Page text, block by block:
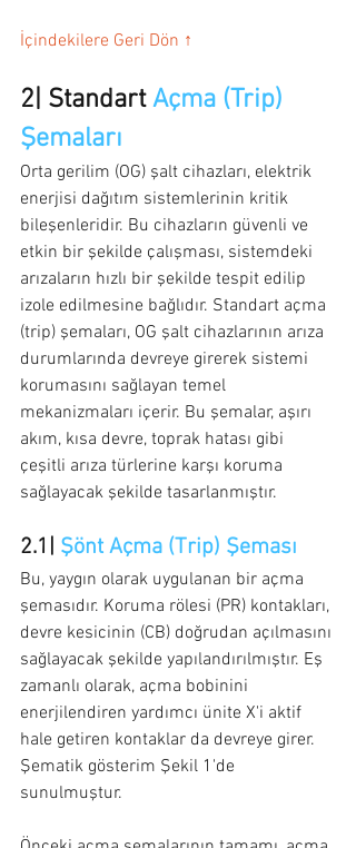
İçindekilere Geri Dön ↑
2| Standart Açma (Trip)
Şemaları
Orta gerilim (OG) şalt cihazları, elektrik
enerjisi dağıtım sistemlerinin kritik
bileşenleridir. Bu cihazların güvenli ve
etkin bir şekilde çalışması, sistemdeki
arızaların hızlı bir şekilde tespit edilip
izole edilmesine bağlıdır. Standart açma
(trip) şemaları, OG şalt cihazlarının arıza
durumlarında devreye girerek sistemi
korumasını sağlayan temel
mekanizmaları içerir. Bu şemalar, aşırı
akım, kısa devre, toprak hatası gibi
çeşitli arıza türlerine karşı koruma
sağlayacak şekilde tasarlanmıştır.
2.1| Şönt Açma (Trip) Şeması
Bu, yaygın olarak uygulanan bir açma
şemasıdır. Koruma rölesi (PR) kontakları,
devre kesicinin (CB) doğrudan açılmasını
sağlayacak şekilde yapılandırılmıştır. Eş
zamanlı olarak, açma bobinini
enerjilendiren yardımcı ünite X'i aktif
hale getiren kontaklar da devreye girer.
Şematik gösterim Şekil 1'de
sunulmuştur.